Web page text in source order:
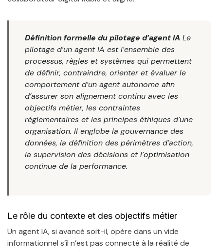
Définition formelle du pilotage d’agent IA Le
pilotage d’un agent IA est l’ensemble des
processus, règles et systèmes qui permettent
de définir, contraindre, orienter et évaluer le
comportement d’un agent autonome afin
d’assurer son alignement continu avec les
objectifs métier, les contraintes
réglementaires et les principes éthiques d’une
organisation. Il englobe la gouvernance des
données, la définition des périmètres d’action,
la supervision des décisions et l’optimisation
continue de la performance.
Le rôle du contexte et des objectifs métier
Un agent IA, si avancé soit-il, opère dans un vide
informationnel s’il n’est pas connecté à la réalité de